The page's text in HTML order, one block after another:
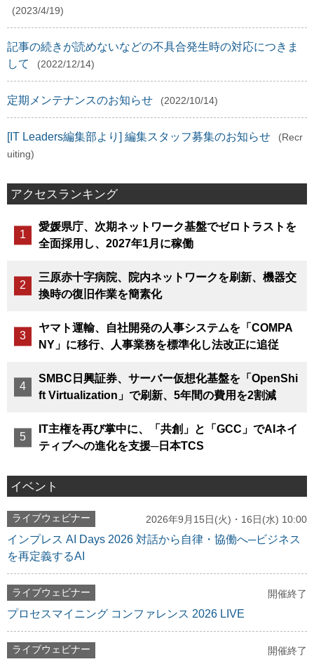
(2023/4/19)
記事の続きが読めないなどの不具合発生時の対応につきま
して
(2022/12/14)
定期メンテナンスのお知らせ (2022/10/14)
[IT Leaders編集部より] 編集スタッフ募集のお知らせ
(Recr
uiting)
アクセスランキング
愛媛県庁、次期ネットワーク基盤でゼロトラストを
全面採用し、2027年1月に稼働
三原赤十字病院、院内ネットワークを刷新、機器交
換時の復旧作業を簡素化
ヤマト運輸、自社開発の人事システムを「COMPA
NY」に移行、人事業務を標準化し法改正に追従
SMBC日興証券、サーバー仮想化基盤を「OpenShi
ft Virtualization」で刷新、5年間の費用を2割減
IT主権を再び掌中に、「共創」と「GCC」でAIネイ
ティブへの進化を支援─日本TCS
イベント
ライブウェビナー 2026年9月15日(火)・16日(水) 10:00
インプレス AI Days 2026 対話から自律・協働へ─ビジネス
を再定義するAI
ライブウェビナー 開催終了
プロセスマイニング コンファレンス 2026 LIVE
ライブウェビナー 開催終了